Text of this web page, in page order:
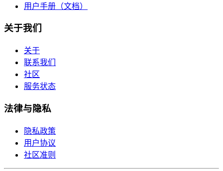
用户手册（文档）
关于我们
关于
联系我们
社区
服务状态
法律与隐私
隐私政策
用户协议
社区准则